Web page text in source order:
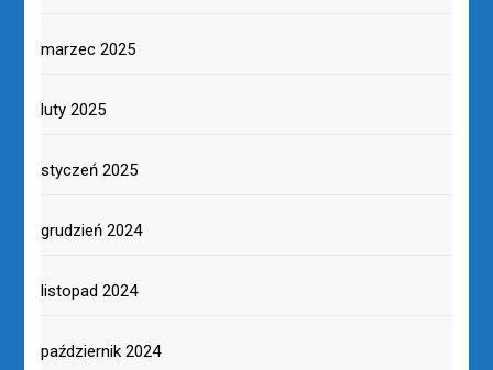
marzec 2025
luty 2025
styczeń 2025
grudzień 2024
listopad 2024
październik 2024